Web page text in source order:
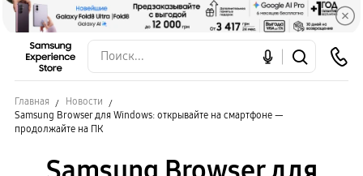
Главная
Новости
Samsung Browser для Windows: открывайте на смартфоне —
продолжайте на ПК